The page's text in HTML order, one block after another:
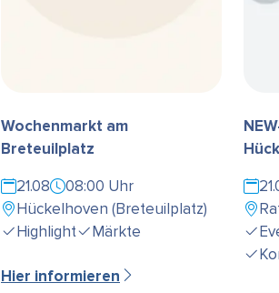
Wochenmarkt am
Breteuilplatz
21.08
08:00 Uhr
Hückelhoven (Breteuilplatz)
Highlight
Märkte
Hier informieren